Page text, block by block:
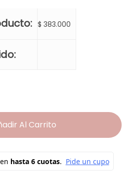
$ 383.000
Al Carrito